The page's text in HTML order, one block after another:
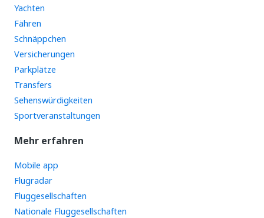
Yachten
Fähren
Schnäppchen
Versicherungen
Parkplätze
Transfers
Sehenswürdigkeiten
Sportveranstaltungen
Mehr erfahren
Mobile app
Flugradar
Fluggesellschaften
Nationale Fluggesellschaften